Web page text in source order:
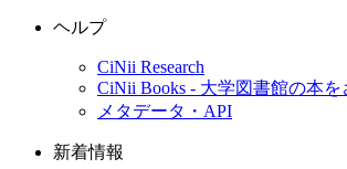
ヘルプ
CiNii Research
CiNii Books - 大学図書館の本を
メタデータ・API
新着情報